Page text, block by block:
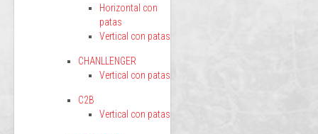
Horizontal con
patas
Vertical con patas
CHANLLENGER
Vertical con patas
C2B
Vertical con patas